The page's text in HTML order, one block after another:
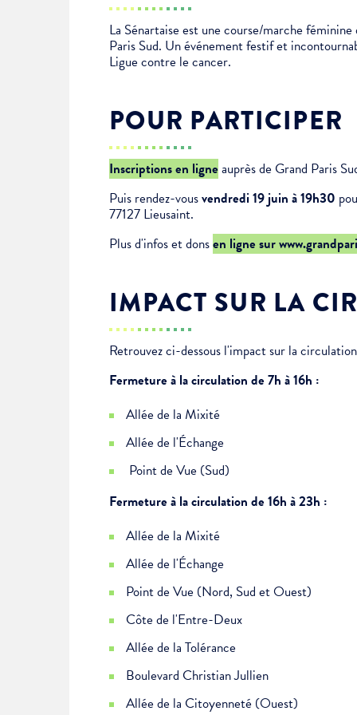
Je suis étudiant
La Sénartaise est une course/marche
Paris Sud. Un événement festif et
Ligue contre le cancer.
POUR PARTICIPER
Inscriptions en ligneauprès de Grand Paris
Puis rendez-vousvendredi 19 juin à 19h30
77127 Lieusaint.
Plus d'infos et donsen ligne sur
IMPACT SUR LA
Retrouvez ci-dessous l'impact sur la
Fermeture à la circulation de 7h à 16h :
Allée de la Mixité
Allée de l'Échange
Point de Vue (Sud)
Fermeture à la circulation de 16h à 23h :
Allée de la Mixité
Allée de l'Échange
Point de Vue (Nord, Sud et Ouest)
Côte de l'Entre-Deux
Allée de la Tolérance
Boulevard Christian Jullien
Allée de la Citoyenneté (Ouest)
Alertes Mail
Newsletter Culture
Newsletter Sport et Vie